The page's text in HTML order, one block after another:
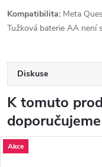
Kompatibilita: Meta
Tužková baterie AA není
Diskuse
K tomuto
Akce